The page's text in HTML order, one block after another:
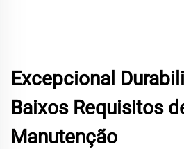
Excepcional
Baixos Requisitos
Manutenção